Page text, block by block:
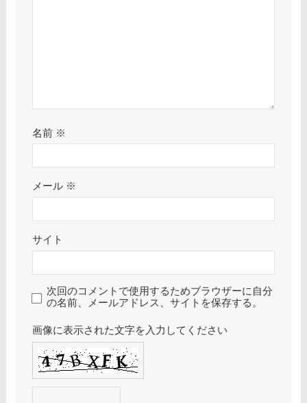
名前 ※
メール ※
サイト
次回のコメントで使用するためブラウザーに自分
の名前、メールアドレス、サイトを保存する。
画像に表示された文字を入力してください